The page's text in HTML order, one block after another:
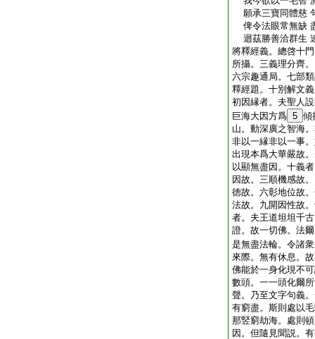
願承三寶同體慈
俾令法眼常無缺
迴茲勝善洽群生
將釋經義。總啓十
所攝。三義理分齊
六宗趣通局。七部
釋經題。十別解文義
初因縁者。夫聖人
巨海大因方爲 5 傾
山。動深廣之智海
非以一縁非以一事
出現本爲大華嚴故
以顯無盡因。十義
因故。三順機感故
徳故。六彰地位故
法故。九開因性故
者。夫王道坦坦千
證。故一切佛。法
是無盡法輪。令諸
來際。無有休息。
佛能於一身化現不
數頭。一一頭化爾
聲。乃至文字句義
有窮盡。斯則處以
那竪窮劫海。處則
因。但隨見聞説。